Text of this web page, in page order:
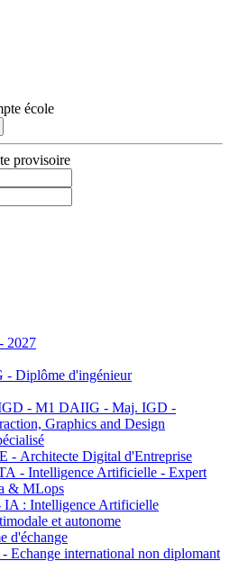
école
provisoire
2027
- Diplôme d'ingénieur
- M1 DAIIG - Maj. IGD -
Graphics and Design
- Architecte Digital d'Entreprise
- Intelligence Artificielle - Expert
& MLops
: Intelligence Artificielle
et autonome
d'échange
Echange international non diplomant